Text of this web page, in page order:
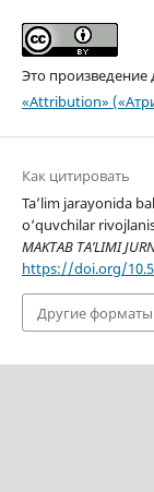
Это произведение
«Attribution»
Как цитировать
Ta’lim jarayonida
o‘quvchilar
MAKTAB TA’LIMI
https://doi.org/
Другие